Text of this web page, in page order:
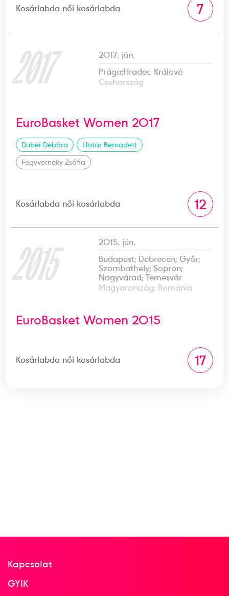
Kosárlabda női kosárlabda 7
2017
2017. jún.
Prága;Hradec Králové
Csehország
EuroBasket Women 2017
Dubei Debóra
Határ Bernadett
Fegyverneky Zsófia
Kosárlabda női kosárlabda 12
2015
2015. jún.
Budapest; Debrecen; Győr;
Szombathely; Sopron;
Nagyvárad; Temesvár
Magyarország; Románia
EuroBasket Women 2015
Kosárlabda női kosárlabda 17
Kapcsolat
GYIK